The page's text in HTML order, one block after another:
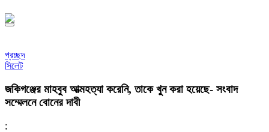
প্রচ্ছদ
সিলেট
জকিগঞ্জের মাহবুব আত্মহত্যা করেনি, তাকে খুন করা হয়েছে- সংবাদ
সম্মেলনে বোনের দাবী
;